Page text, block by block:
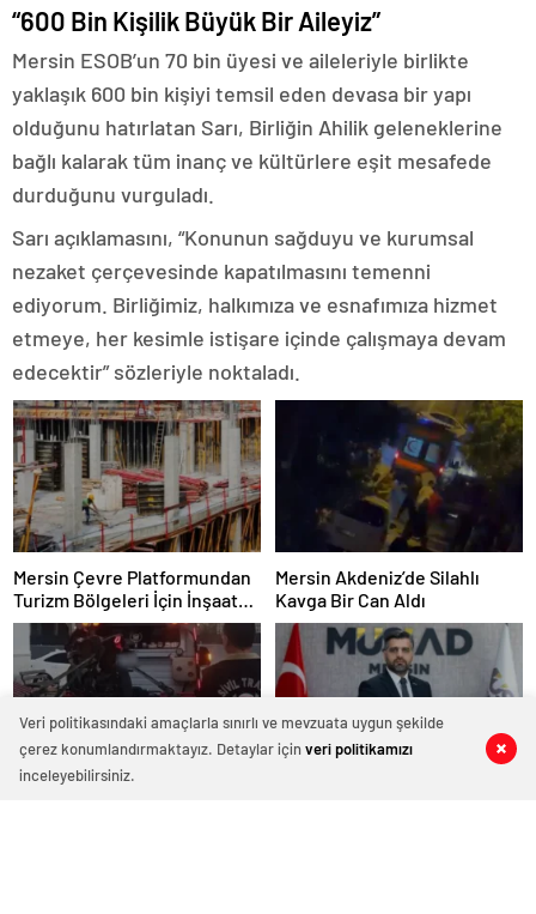
0 0
0 0
“600 Bin Kişilik Büyük Bir Aileyiz”
Mersin ESOB’un 70 bin üyesi ve aileleriyle birlikte
yaklaşık 600 bin kişiyi temsil eden devasa bir yapı
olduğunu hatırlatan Sarı, Birliğin Ahilik geleneklerine
bağlı kalarak tüm inanç ve kültürlere eşit mesafede
durduğunu vurguladı.
Sarı açıklamasını, “Konunun sağduyu ve kurumsal
nezaket çerçevesinde kapatılmasını temenni
ediyorum. Birliğimiz, halkımıza ve esnafımıza hizmet
etmeye, her kesimle istişare içinde çalışmaya devam
edecektir” sözleriyle noktaladı.
Mersin Çevre Platformundan
Turizm Bölgeleri İçin İnşaat
Yasağı Çağrısı
Mersin Akdeniz’de Silahlı
Kavga Bir Can Aldı
Veri politikasındaki amaçlarla sınırlı ve mevzuata uygun şekilde
çerez konumlandırmaktayız. Detaylar içinveri politikamızı
inceleyebilirsiniz.